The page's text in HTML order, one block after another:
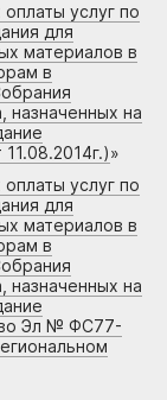
услуг по
для
материалов в
в
назначенных на
»
услуг по
для
материалов в
в
назначенных на
во Эл № ФС77-